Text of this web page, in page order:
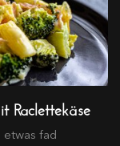
Raclettekäse
etwas fad